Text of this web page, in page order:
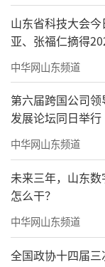
如果只看
都双年展”或
展。《鹂鹭七
认“最夯”的
装置，用上万
曲线，模拟鹂
彩则提取自成
装置艺术或者
卡龙色”。
一个骑着
里；倾斜的麻
山东省科技大会
亚、张福仁摘得
奖最高奖！
中华网山东频道
第六届跨国公司
发展论坛同日举行
中华网山东频道
未来三年，山东数
怎么干？
中华网山东频道
全国政协十四届